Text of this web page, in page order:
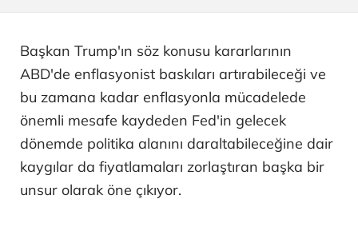
Başkan Trump'ın söz konusu kararlarının
ABD'de enflasyonist baskıları artırabileceği ve
bu zamana kadar enflasyonla mücadelede
önemli mesafe kaydeden Fed'in gelecek
dönemde politika alanını daraltabileceğine dair
kaygılar da fiyatlamaları zorlaştıran başka bir
unsur olarak öne çıkıyor.